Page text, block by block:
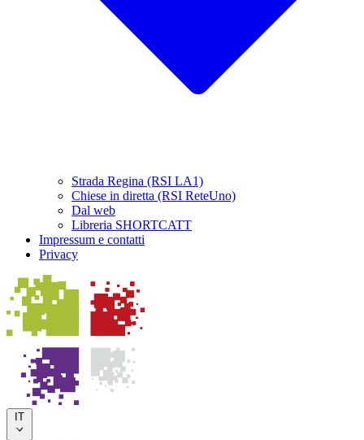
Strada Regina (RSI LA1)
Chiese in diretta (RSI ReteUno)
Dal web
Libreria SHORTCATT
Impressum e contatti
Privacy
IT